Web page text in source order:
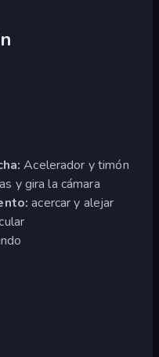
Acelerador y timón
y gira la cámara
acercar y alejar